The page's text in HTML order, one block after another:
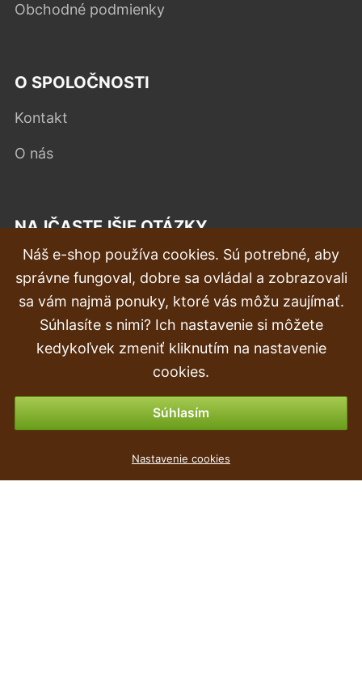
Obchodné podmienky
O SPOLOČNOSTI
Kontakt
O nás
NAJČASTEJŠIE OTÁZKY
Reklamácia
Doprava a doručenie
Objednávka
Vrátenie tovaru & vrátenie peňazí
Náš e-shop používa cookies. Sú potrebné, aby
správne fungoval, dobre sa ovládal a zobrazovali
sa vám najmä ponuky, ktoré vás môžu zaujímať.
Súhlasíte s nimi? Ich nastavenie si môžete
kedykoľvek zmeniť kliknutím na nastavenie
cookies.
Súhlasím
Nastavenie cookies